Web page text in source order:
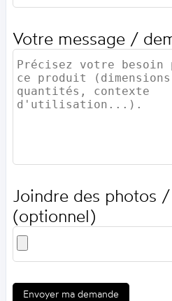
Votre message /
Joindre des photos
(optionnel)
Envoyer ma demande